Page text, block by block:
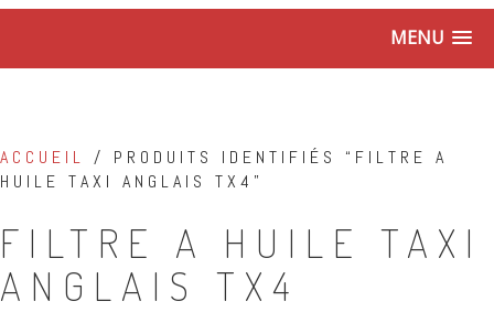
MENU
ACCUEIL / PRODUITS IDENTIFIÉS “FILTRE A
HUILE TAXI ANGLAIS TX4”
FILTRE A HUILE TAXI
ANGLAIS TX4